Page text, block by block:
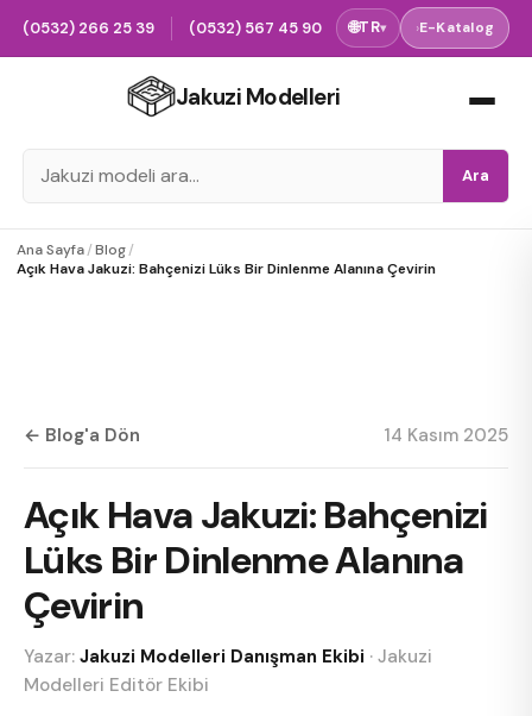
(0532) 266 25 39 (0532) 567 45 90 🌐TR▾ ›E-Katalog
Jakuzi Modelleri
Ara
Ana Sayfa/Blog/
Açık Hava Jakuzi: Bahçenizi Lüks Bir Dinlenme Alanına Çevirin
← Blog'a Dön 14 Kasım 2025
Açık Hava Jakuzi: Bahçenizi
Lüks Bir Dinlenme Alanına
Çevirin
Yazar: Jakuzi Modelleri Danışman Ekibi · Jakuzi
Modelleri Editör Ekibi